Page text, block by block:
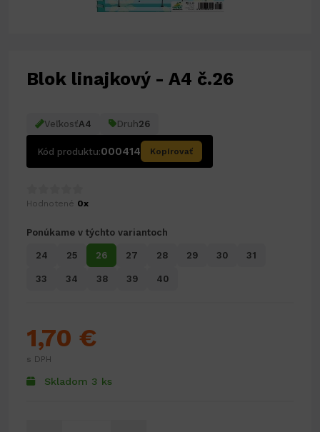
Blok linajkový - A4 č.26
VeľkosťA4 Druh26
Kód produktu:000414 Kopírovať
Hodnotené 0x
Ponúkame v týchto variantoch
24 25 26 27 28 29 30 31
33 34 38 39 40
Skladom 3 ks
1,70 €
s DPH